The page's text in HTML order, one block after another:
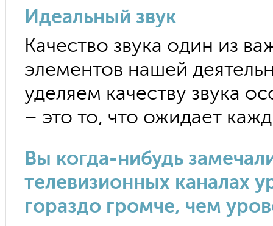
Идеальный звук
Качество звука один из
элементов нашей
уделяем качеству звука
– это то, что ожидает
Вы когда-нибудь
телевизионных каналах
гораздо громче, чем